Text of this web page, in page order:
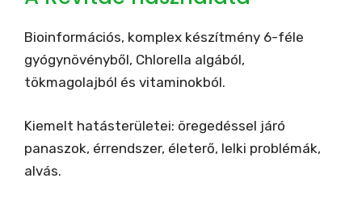
Bioinformációs, komplex készítmény 6-féle
gyógynövényből, Chlorella algából,
tökmagolajból és vitaminokból.
Kiemelt hatásterületei: öregedéssel járó
panaszok, érrendszer, életerő, lelki problémák,
alvás.